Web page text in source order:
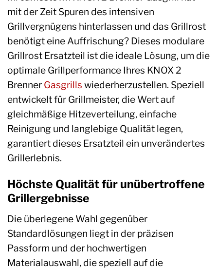
mit der Zeit Spuren des intensiven
Grillvergnügens hinterlassen und das Grillrost
benötigt eine Auffrischung? Dieses modulare
Grillrost Ersatzteil ist die ideale Lösung, um die
optimale Grillperformance Ihres KNOX 2
Brenner Gasgrills wiederherzustellen. Speziell
entwickelt für Grillmeister, die Wert auf
gleichmäßige Hitzeverteilung, einfache
Reinigung und langlebige Qualität legen,
garantiert dieses Ersatzteil ein unverändertes
Grillerlebnis.
Höchste Qualität für unübertroffene
Grillergebnisse
Die überlegene Wahl gegenüber
Standardlösungen liegt in der präzisen
Passform und der hochwertigen
Materialauswahl, die speziell auf die